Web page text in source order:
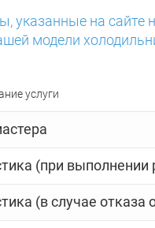
указанные на сайте
модели
услуги
(при выполнении
(в случае отказа